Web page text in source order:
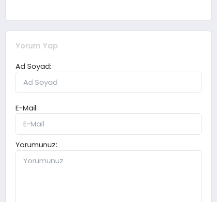
Yorum Yap
Ad Soyad:
E-Mail:
Yorumunuz: